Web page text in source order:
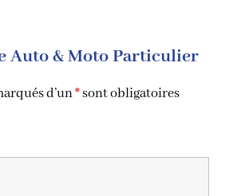
Auto & Moto Particulier
d’un*sont obligatoires